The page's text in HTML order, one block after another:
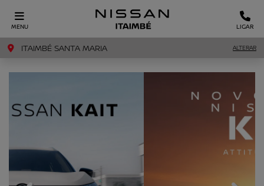
MENU LIGAR
ITAIMBÉ SANTA MARIA ALTERAR